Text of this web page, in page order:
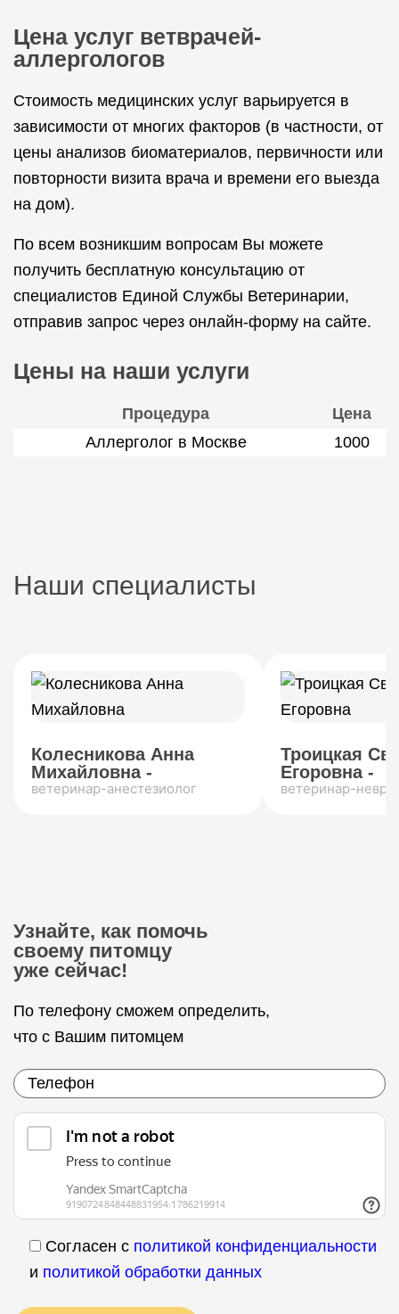
Цена услуг ветврачей-
аллергологов
Стоимость медицинских услуг варьируется в
зависимости от многих факторов (в частности, от
цены анализов биоматериалов, первичности или
повторности визита врача и времени его выезда
на дом).
По всем возникшим вопросам Вы можете
получить бесплатную консультацию от
специалистов Единой Службы Ветеринарии,
отправив запрос через онлайн-форму на сайте.
Цены на наши услуги
Процедура
Цена
Аллерголог в Москве
1000
Наши специалисты
Колесникова Анна
Михайловна -
ветеринар-анестезиолог
Троицкая
Егоровна -
ветеринар-
Узнайте, как помочь
своему питомцу
уже сейчас!
По телефону сможем определить,
что с Вашим питомцем
Согласен с политикой конфиденциальности
и политикой обработки данных